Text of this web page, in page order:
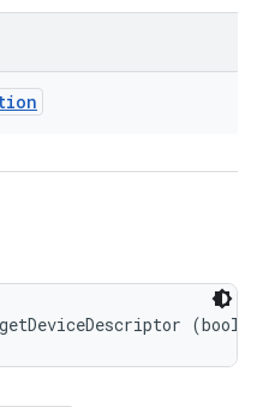
getDeviceDescriptor